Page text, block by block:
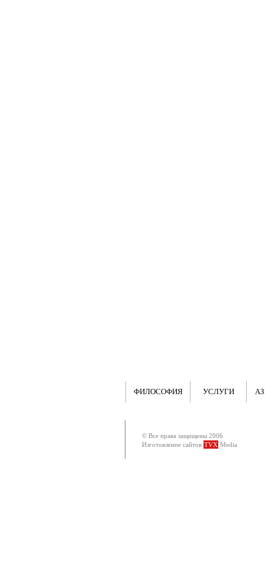
ФИЛОСОФИЯ УСЛУГИ
© Все права защищены 2006
Изготовление сайтов TVX Media